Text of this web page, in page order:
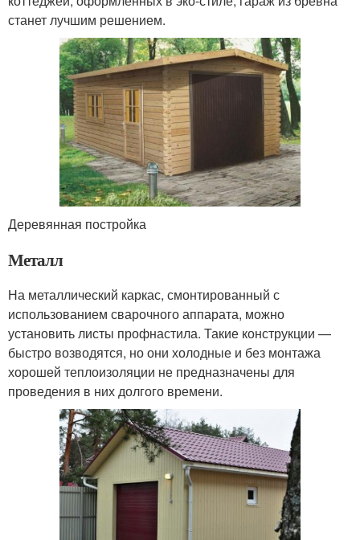
станет лучшим решением.
Деревянная постройка
Металл
На металлический каркас, смонтированный с
использованием сварочного аппарата, можно
установить листы профнастила. Такие конструкции —
быстро возводятся, но они холодные и без монтажа
хорошей теплоизоляции не предназначены для
проведения в них долгого времени.